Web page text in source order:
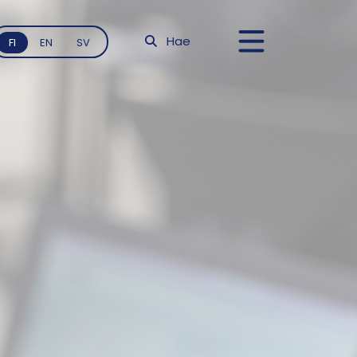
FI EN SV Hae